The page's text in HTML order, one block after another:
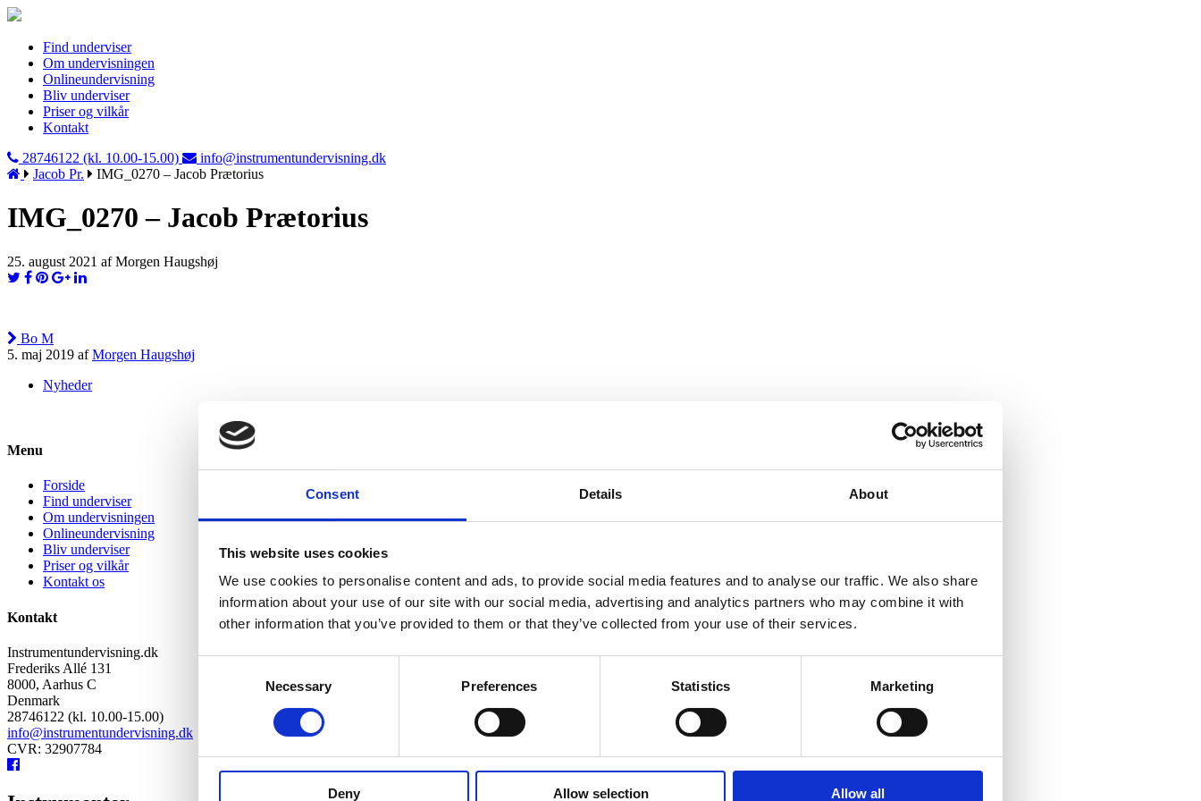
Consent Details About
This website uses cookies
We use cookies to personalise content and ads, to provide social media features and to analyse our traffic. We also share
information about your use of our site with our social media, advertising and analytics partners who may combine it with
other information that you’ve provided to them or that they’ve collected from your use of their services.
Necessary Preferences Statistics Marketing
Deny Allow selection Allow all
Find underviser
Om undervisningen
Onlineundervisning
Bliv underviser
Priser og vilkår
Kontakt
28746122 (kl. 10.00-15.00)
info@instrumentundervisning.dk
Jacob Pr.
IMG_0270 – Jacob Prætorius
IMG_0270 – Jacob Prætorius
25. august 2021 af Morgen Haugshøj
Bo M
5. maj 2019 afMorgen Haugshøj
Nyheder
Menu
Forside
Find underviser
Om undervisningen
Onlineundervisning
Bliv underviser
Priser og vilkår
Kontakt os
Kontakt
Instrumentundervisning.dk
Frederiks Allé 131
8000, Aarhus C
Denmark
28746122 (kl. 10.00-15.00)
info@instrumentundervisning.dk
CVR: 32907784